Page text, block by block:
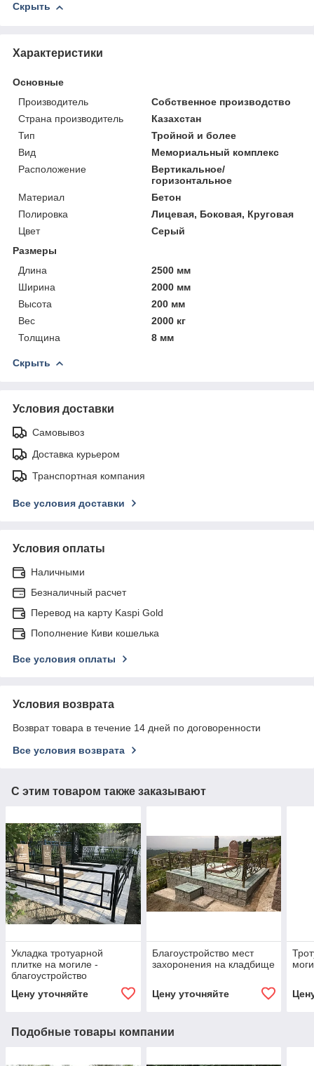
Скрыть
Характеристики
Основные
Производитель
Собственное производство
Страна производитель
Казахстан
Тип
Тройной и более
Вид
Мемориальный комплекс
Расположение
Вертикальное/
горизонтальное
Материал
Бетон
Полировка
Лицевая, Боковая, Круговая
Цвет
Серый
Размеры
Длина
2500 мм
Ширина
2000 мм
Высота
200 мм
Вес
2000 кг
Толщина
8 мм
Скрыть
Условия доставки
Самовывоз
Доставка курьером
Транспортная компания
Все условия доставки
Условия оплаты
Наличными
Безналичный расчет
Перевод на карту Kaspi Gold
Пополнение Киви кошелька
Все условия оплаты
Условия возврата
Возврат товара в течение 14 дней по договоренности
Все условия возврата
С этим товаром также заказывают
Укладка тротуарной
плитке на могиле -
благоустройство
Цену уточняйте
Благоустройство мест
захоронения на кладбище
Цену уточняйте
Подобные товары компании